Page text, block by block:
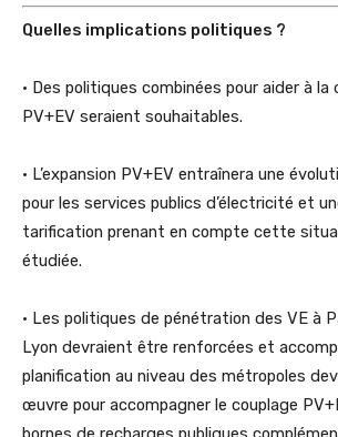
Quelles implications politiques ?
• Des politiques combinées pour aider à la
PV+EV seraient souhaitables.
• L’expansion PV+EV entraînera une
pour les services publics d’électricité et
tarification prenant en compte cette
étudiée.
• Les politiques de pénétration des VE à
Lyon devraient être renforcées et
planification au niveau des métropoles
œuvre pour accompagner le couplage